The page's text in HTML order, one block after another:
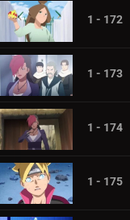
1 - 172
1 - 173
1 - 174
1 - 175